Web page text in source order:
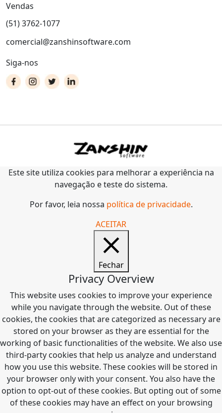
Vendas
(51) 3762-1077
comercial@zanshinsoftware.com
Siga-nos
Este site utiliza cookies para melhorar a experiência na
navegação e teste do sistema.
Por favor, leia nossa política de privacidade.
ACEITAR
Fechar
Privacy Overview
This website uses cookies to improve your experience
while you navigate through the website. Out of these
cookies, the cookies that are categorized as necessary are
stored on your browser as they are essential for the
working of basic functionalities of the website. We also use
third-party cookies that help us analyze and understand
how you use this website. These cookies will be stored in
your browser only with your consent. You also have the
option to opt-out of these cookies. But opting out of some
of these cookies may have an effect on your browsing